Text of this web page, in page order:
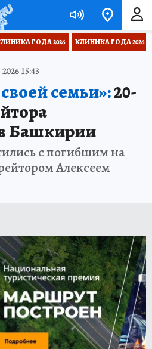
ГОДА 2026 КЛИНИКА ГОДА 2026
15:43
семьи»:20-
Башкирии
с погибшим на
Алексеем